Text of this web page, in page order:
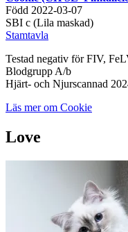
Född 2022-03-07
SBI c (Lila maskad)
Stamtavla
Testad negativ för FIV,
Blodgrupp A/b
Hjärt- och Njurscannad
Läs mer om Cookie
Love